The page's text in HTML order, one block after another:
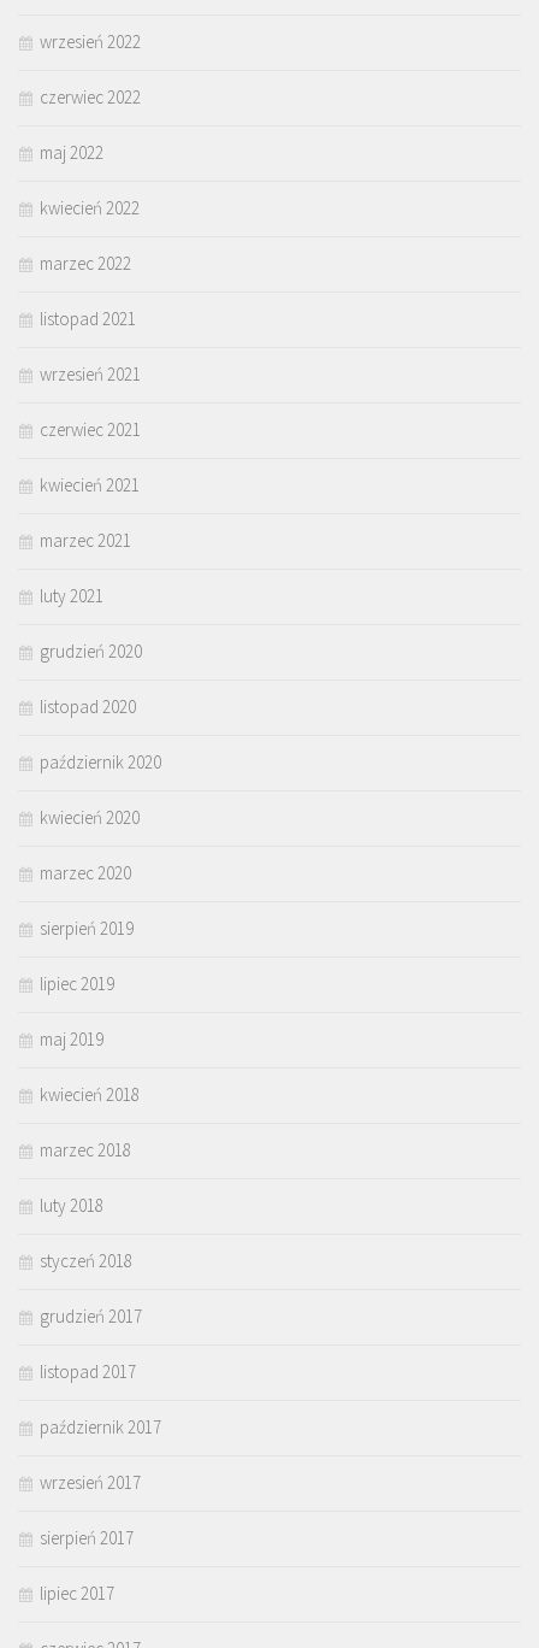
wrzesień 2022
czerwiec 2022
maj 2022
kwiecień 2022
marzec 2022
listopad 2021
wrzesień 2021
czerwiec 2021
kwiecień 2021
marzec 2021
luty 2021
grudzień 2020
listopad 2020
październik 2020
kwiecień 2020
marzec 2020
sierpień 2019
lipiec 2019
maj 2019
kwiecień 2018
marzec 2018
luty 2018
styczeń 2018
grudzień 2017
listopad 2017
październik 2017
wrzesień 2017
sierpień 2017
lipiec 2017